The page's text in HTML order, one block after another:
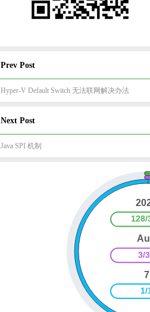
Prev Post
Hyper-V Default Switch 无法联网解决办法
Next Post
Java SPI 机制